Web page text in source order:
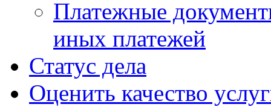
Платежные
иных платежей
Статус дела
Оценить качество